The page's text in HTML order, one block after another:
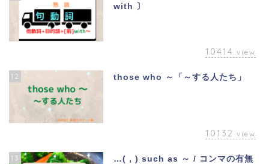
with 〕
10414 view
12 those who ～「～する人たち」
10132 view
13
…( , ) such as ～ / コンマの有無